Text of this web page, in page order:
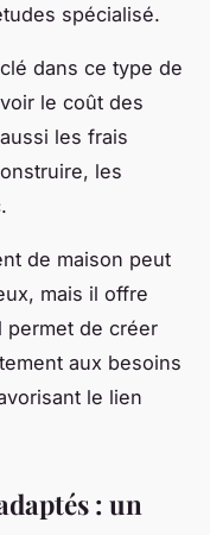
spécialisé.
dans ce type de
le coût des
les frais
les
de maison peut
mais il offre
permet de créer
aux besoins
le lien
: un